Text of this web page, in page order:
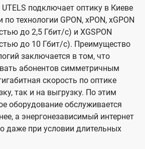
подключает оптику в Киеве
технологии GPON, xPON, xGPON
до 2,5 Гбит/с) и XGSPON
до 10 Гбит/с). Преимущество
заключается в том, что
абонентов симметричным
скорость по оптике
так и на выгрузку. По этим
оборудование обслуживается
а энергонезависимый интернет
даже при условии длительных